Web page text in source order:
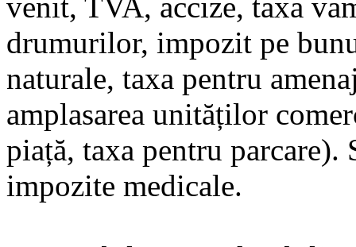
drumurilor, impozit pe
naturale, taxa pentru
amplasarea unităților
piață, taxa pentru
impozite medicale.